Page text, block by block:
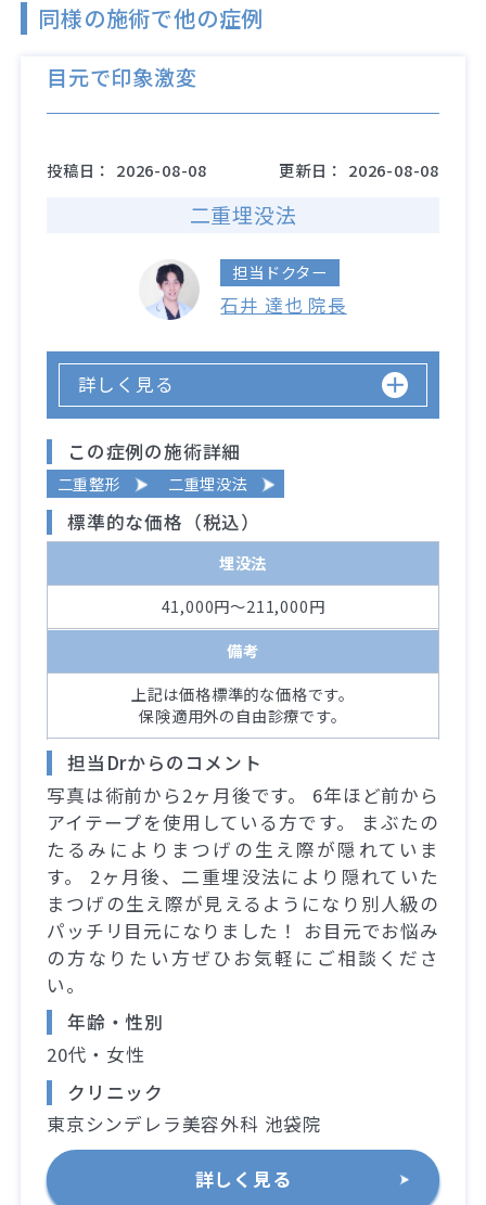
同様の施術で他の症例
目元で印象激変
投稿日： 2026-08-08 更新日： 2026-08-08
二重埋没法
担当ドクター
石井 達也 院長
詳しく見る
この症例の施術詳細
二重整形 二重埋没法
標準的な価格（税込）
埋没法
41,000円～211,000円
備考
上記は価格標準的な価格です。
保険適用外の自由診療です。
担当Drからのコメント
写真は術前から2ヶ月後です。 6年ほど前から
アイテープを使用している方です。 まぶたの
たるみによりまつげの生え際が隠れていま
す。 2ヶ月後、二重埋没法により隠れていた
まつげの生え際が見えるようになり別人級の
パッチリ目元になりました！ お目元でお悩み
の方なりたい方ぜひお気軽にご相談くださ
い。
年齢・性別
20代・女性
クリニック
東京シンデレラ美容外科 池袋院
詳しく見る